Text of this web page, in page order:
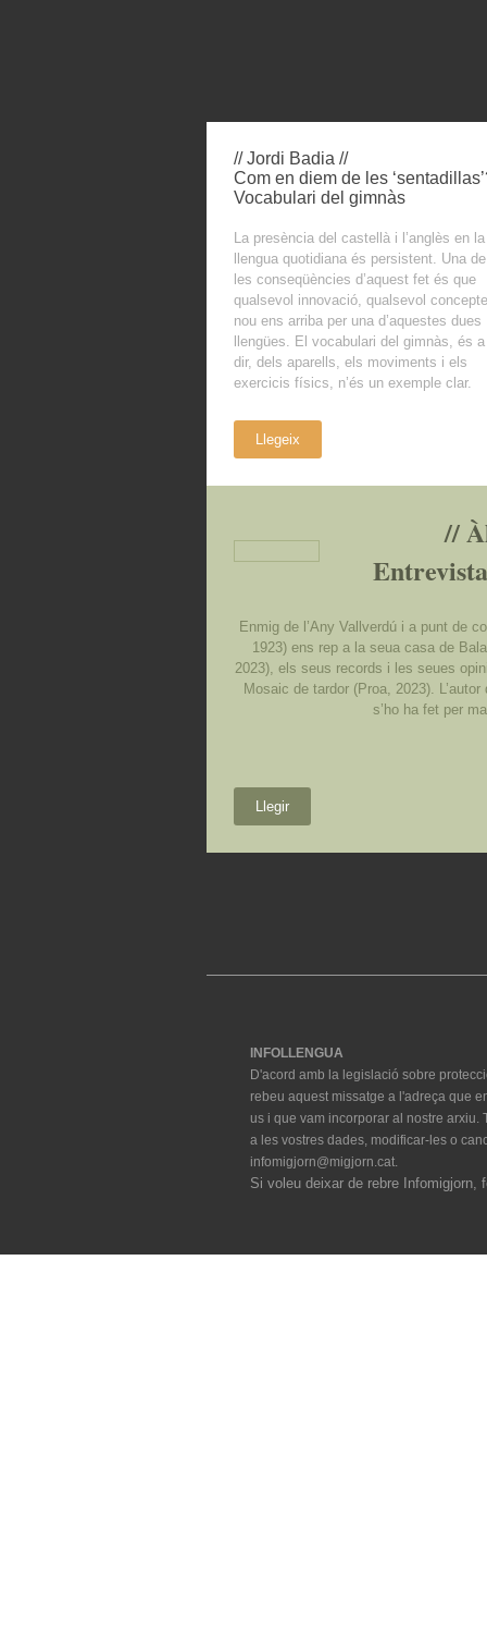
// Jordi Badia //
Com en diem de les
Vocabulari del gimnàs
La presència del castellà i l’anglès en la
llengua quotidiana és persistent. Una de
les conseqüències d’aquest fet és que
qualsevol innovació, qualsevol concepte
nou ens arriba per una d’aquestes dues
llengües. El vocabulari del gimnàs, és a
dir, dels aparells, els moviments i els
exercicis físics, n’és un exemple clar.
Llegeix
//
Enmig de l’Any Vallverdú i a punt de
1923) ens rep a la seua casa de
2023), els seus records i les seues
Mosaic de tardor (Proa, 2023).
s’ho ha fet per
Llegir
INFOLLENGUA
D'acord amb la legislació sobre
rebeu aquest missatge a l'adreça que
us i que vam incorporar al nostre arxiu.
a les vostres dades, modificar-les o
infomigjorn@migjorn.cat.
Si voleu deixar de rebre Infomigjorn,